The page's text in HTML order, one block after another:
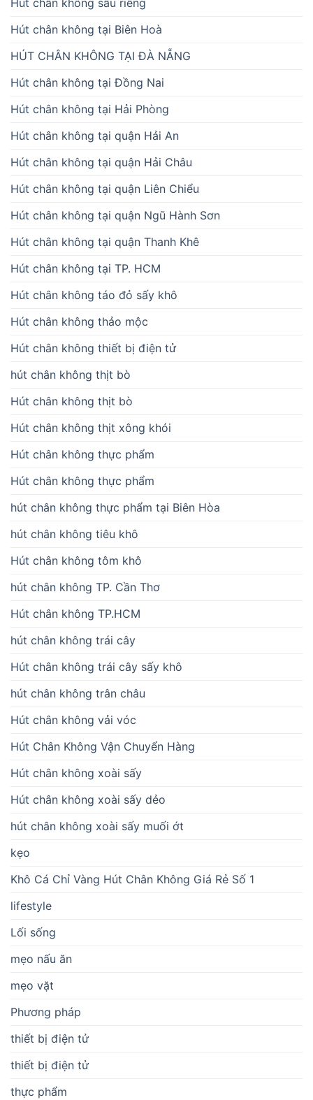
Hút chân không sầu riêng
Hút chân không tại Biên Hoà
HÚT CHÂN KHÔNG TẠI ĐÀ NẴNG
Hút chân không tại Đồng Nai
Hút chân không tại Hải Phòng
Hút chân không tại quận Hải An
Hút chân không tại quận Hải Châu
Hút chân không tại quận Liên Chiểu
Hút chân không tại quận Ngũ Hành Sơn
Hút chân không tại quận Thanh Khê
Hút chân không tại TP. HCM
Hút chân không táo đỏ sấy khô
Hút chân không thảo mộc
Hút chân không thiết bị điện tử
hút chân không thịt bò
Hút chân không thịt bò
Hút chân không thịt xông khói
Hút chân không thực phẩm
Hút chân không thực phẩm
hút chân không thực phẩm tại Biên Hòa
hút chân không tiêu khô
Hút chân không tôm khô
hút chân không TP. Cần Thơ
Hút chân không TP.HCM
hút chân không trái cây
Hút chân không trái cây sấy khô
hút chân không trân châu
Hút chân không vải vóc
Hút Chân Không Vận Chuyển Hàng
Hút chân không xoài sấy
Hút chân không xoài sấy dẻo
hút chân không xoài sấy muối ớt
kẹo
Khô Cá Chỉ Vàng Hút Chân Không Giá Rẻ Số 1
lifestyle
Lối sống
mẹo nấu ăn
mẹo vặt
Phương pháp
thiết bị điện tử
thiết bị điện tử
thực phẩm